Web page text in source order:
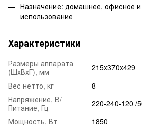
Назначение: домашнее, офисное
использование
Характеристики
Размеры аппарата
(ШхВхГ), мм
215x370x429
Вес нетто, кг
8
Напряжение, В/
Питание, Гц
220-240-120 /
Мощность, Вт
1850